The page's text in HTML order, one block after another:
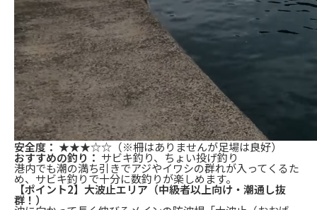
安全度： ★★★☆☆（※柵はありませんが足場は良好）
おすすめの釣り：サビキ釣り、ちょい投げ釣り
港内でも潮の満ち引きでアジやイワシの群れが入ってくるた
め、サビキ釣りで十分に数釣りが楽しめます。
【ポイント2】大波止エリア（中級者以上向け・潮通し抜
群！）